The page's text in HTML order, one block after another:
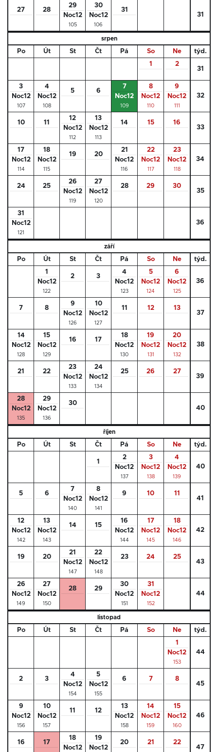
27 28
29
Noc12
105
30
Noc12
106
31
31
srpen
Po Út St Čt Pá So Ne
týd.
1
2
31
3
Noc12
107
4
Noc12
108
5 6
7
Noc12
109
8
Noc12
110
9
Noc12
111
32
10 11
12
Noc12
112
13
Noc12
113
14 15 16
33
17
Noc12
114
18
Noc12
115
19 20
21
Noc12
116
22
Noc12
117
23
Noc12
118
34
24 25
26
Noc12
119
27
Noc12
120
28 29 30
35
31
Noc12
121
36
září
Po Út St Čt Pá So Ne
týd.
1
Noc12
122
2 3
4
Noc12
123
5
Noc12
124
6
Noc12
125
36
7 8
9
Noc12
126
10
Noc12
127
11 12 13
37
14
Noc12
128
15
Noc12
129
16 17
18
Noc12
130
19
Noc12
131
20
Noc12
132
38
21 22
23
Noc12
133
24
Noc12
134
25 26 27
39
28
Noc12
135
29
Noc12
136
30
40
říjen
Po Út St Čt Pá So Ne týd.
1
2
Noc12
137
3
Noc12
138
4
Noc12
139
40
5 6
7
Noc12
140
8
Noc12
141
9 10 11
41
12
Noc12
142
13
Noc12
143
14 15
16
Noc12
144
17
Noc12
145
18
Noc12
146
42
19 20
21
Noc12
147
22
Noc12
148
23 24 25
43
26
Noc12
149
27
Noc12
150
28 29
30
Noc12
151
31
Noc12
152
44
listopad
Po Út St Čt Pá So Ne
týd.
1
Noc12
153
44
2 3
4
Noc12
154
5
Noc12
155
6 7 8
45
9
Noc12
156
10
Noc12
157
11 12
13
Noc12
158
14
Noc12
159
15
Noc12
160
46
16 17
18
Noc12
19
Noc12
20 21 22
47